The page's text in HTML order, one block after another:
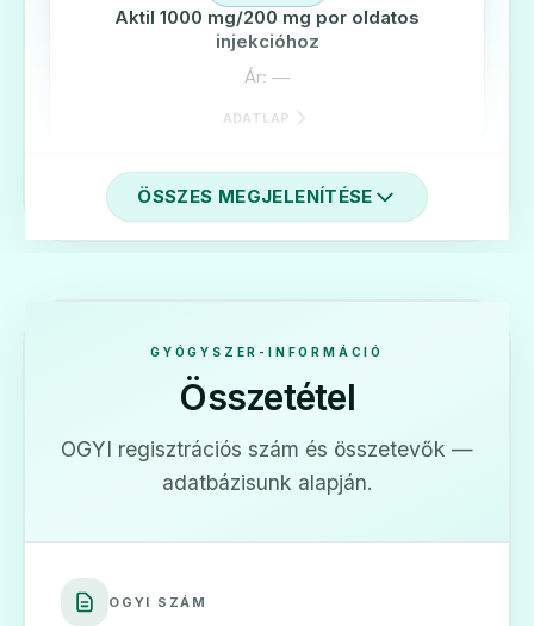
Aktil 1000 mg/200 mg por oldatos
injekcióhoz
Ár: —
ADATLAP
Aktil 250 mg/125 mg filmtabletta
ÖSSZES MEGJELENÍTÉSE
GYÓGYSZER-INFORMÁCIÓ
Összetétel
OGYI regisztrációs szám és összetevők —
adatbázisunk alapján.
OGYI SZÁM